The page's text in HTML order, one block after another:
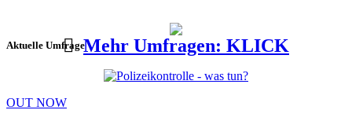
Aktuelle UmfrageMehr Umfragen: KLICK
OUT NOW